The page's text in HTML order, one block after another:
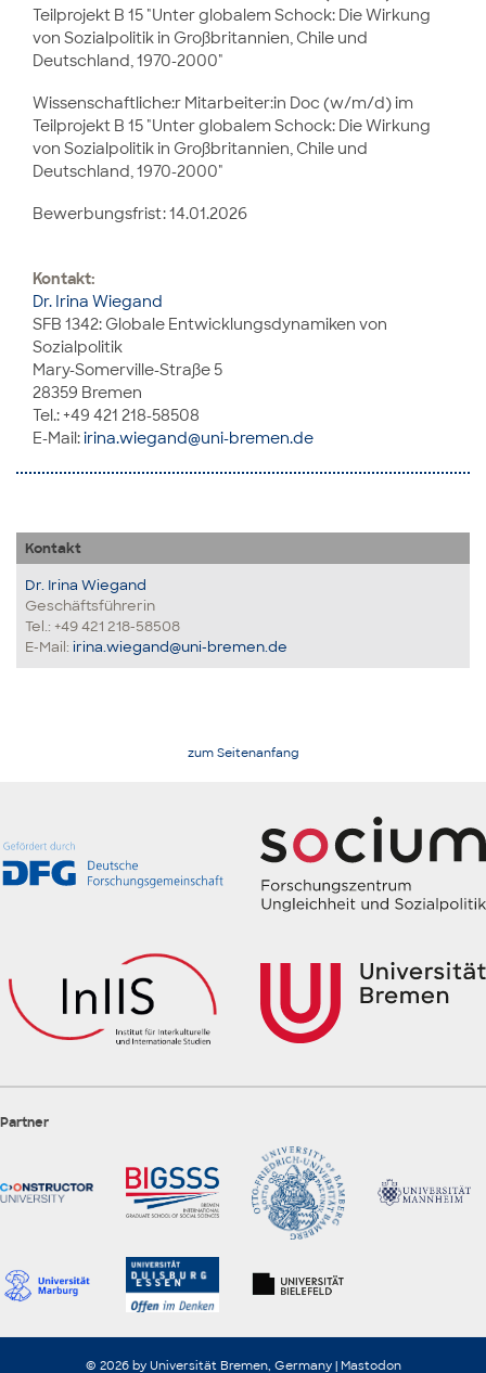
Teilprojekt B 15 "Unter globalem Schock: Die Wirkung
von Sozialpolitik in Großbritannien, Chile und
Deutschland, 1970-2000"
Wissenschaftliche:r Mitarbeiter:in Doc (w/m/d) im
Teilprojekt B 15 "Unter globalem Schock: Die Wirkung
von Sozialpolitik in Großbritannien, Chile und
Deutschland, 1970-2000"
Bewerbungsfrist: 14.01.2026
Kontakt:
Dr. Irina Wiegand
SFB 1342: Globale Entwicklungsdynamiken von
Sozialpolitik
Mary-Somerville-Straße 5
28359 Bremen
Tel.: +49 421 218-58508
E-Mail:irina.wiegand@uni-bremen.de
Kontakt
Dr. Irina Wiegand
Geschäftsführerin
Tel.: +49 421 218-58508
E-Mail: irina.wiegand@uni-bremen.de
zum Seitenanfang
Partner
© 2026 by Universität Bremen, Germany | Mastodon